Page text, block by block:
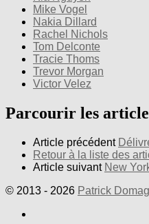
Mike Vogel
Nakia Dillard
Rachel Nichols
Tom Delconte
Tracie Thoms
Trevor Morgan
Victor Velez
Parcourir les
Article précédent
Retour à la liste des
Article suivant New
© 2013 - 2026 Patrick